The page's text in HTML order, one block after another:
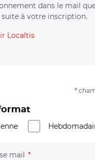
dans le mail
suite à votre inscription.
Localtis
*
mail (champ